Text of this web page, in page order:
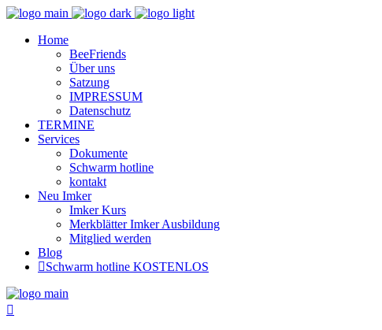
Home
BeeFriends
Über uns
Satzung
IMPRESSUM
Datenschutz
TERMINE
Services
Dokumente
Schwarm hotline
kontakt
Neu Imker
Imker Kurs
Merkblätter Imker Ausbildung
Mitglied werden
Blog
Schwarm hotline KOSTENLOS